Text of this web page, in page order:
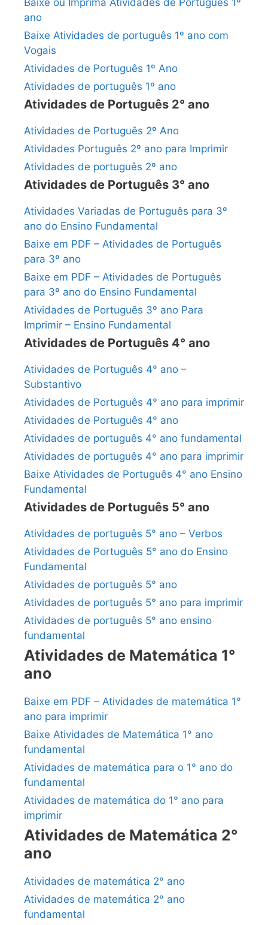
ano
Baixe Atividades de português 1º ano com
Vogais
Atividades de Português 1º Ano
Atividades de português 1º ano
Atividades de Português 2° ano
Atividades de Português 2º Ano
Atividades Português 2º ano para Imprimir
Atividades de português 2º ano
Atividades de Português 3° ano
Atividades Variadas de Português para 3º
ano do Ensino Fundamental
Baixe em PDF – Atividades de Português
para 3º ano
Baixe em PDF – Atividades de Português
para 3º ano do Ensino Fundamental
Atividades de Português 3º ano Para
Imprimir – Ensino Fundamental
Atividades de Português 4° ano
Atividades de Português 4° ano –
Substantivo
Atividades de Português 4° ano para imprimir
Atividades de Português 4° ano
Atividades de português 4° ano fundamental
Atividades de português 4° ano para imprimir
Baixe Atividades de Português 4° ano Ensino
Fundamental
Atividades de Português 5° ano
Atividades de português 5° ano – Verbos
Atividades de Português 5° ano do Ensino
Fundamental
Atividades de português 5° ano
Atividades de português 5° ano para imprimir
Atividades de português 5° ano ensino
fundamental
Atividades de Matemática 1°
ano
Baixe em PDF – Atividades de matemática 1°
ano para imprimir
Baixe Atividades de Matemática 1° ano
fundamental
Atividades de matemática para o 1° ano do
fundamental
Atividades de matemática do 1° ano para
imprimir
Atividades de Matemática 2°
ano
Atividades de matemática 2° ano
Atividades de matemática 2° ano
fundamental